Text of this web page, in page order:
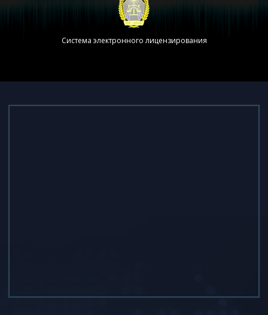
Система электронного лицензирования